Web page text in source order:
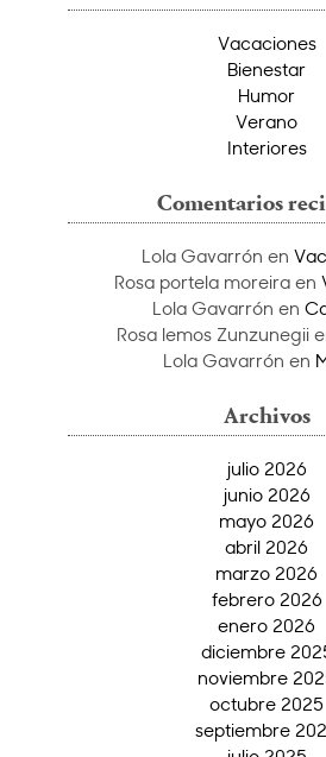
Vacaciones
Bienestar
Humor
Verano
Interiores
Comentarios
Lola Gavarrón en
Rosa portela moreiraen
Lola Gavarrón en
Rosa lemos Zunzunegii
Lola Gavarrón en
Archivos
julio 2026
junio 2026
mayo 2026
abril 2026
marzo 2026
febrero 2026
enero 2026
diciembre
noviembre
octubre 2025
septiembre